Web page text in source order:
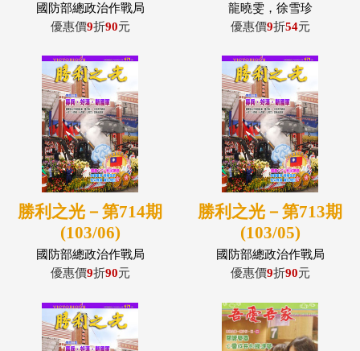
國防部總政治作戰局
優惠價9折90元
龍曉雯，徐雪珍
優惠價9折54元
勝利之光－第714期
(103/06)
國防部總政治作戰局
優惠價9折90元
勝利之光－第713期
(103/05)
國防部總政治作戰局
優惠價9折90元